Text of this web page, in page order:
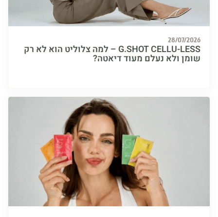
28/07/
G.SHOT CELLU-LESS – למה צלוליט הוא לא רק
ולא נעלם מעוד דיאטה?